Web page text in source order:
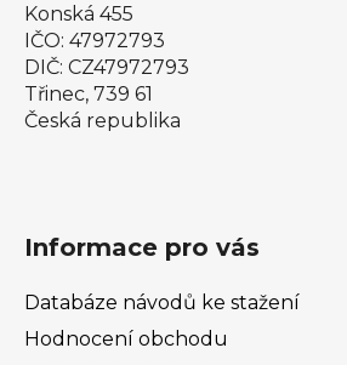
Konská 455
IČO: 47972793
DIČ: CZ47972793
Třinec, 739 61
Česká republika
Informace pro vás
Databáze návodů ke stažení
Hodnocení obchodu